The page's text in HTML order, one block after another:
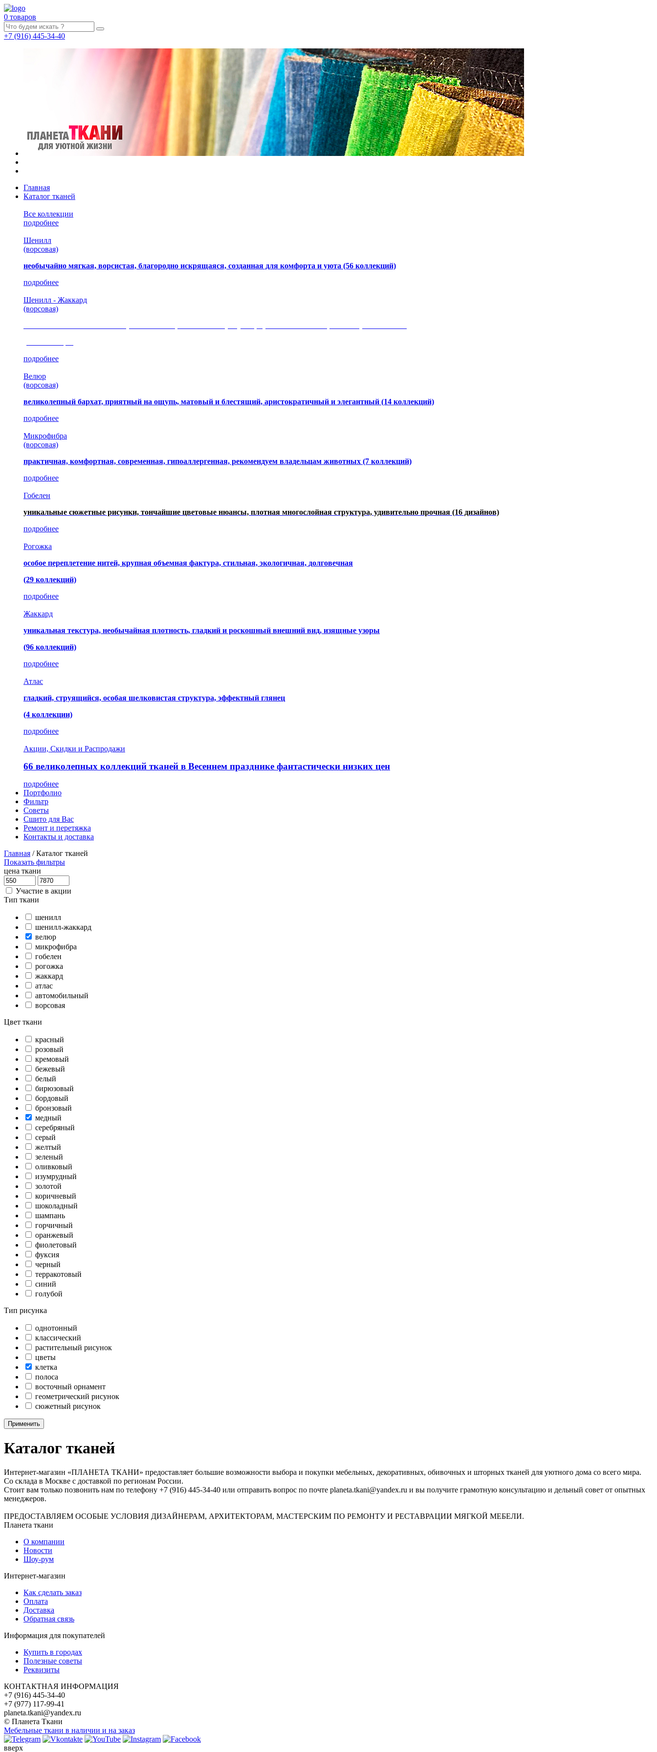
0 товаров
+7 (916) 445-34-40
Главная
Каталог тканей
Все коллекции
подробнее
Шенилл
(ворсовая)
необычайно мягкая, ворсистая, благородно искрящаяся, созданная для комфорта и уюта (56 коллекций)
подробнее
Шенилл - Жаккард
(ворсовая)
подробнее
Велюр
(ворсовая)
великолепный бархат, приятный на ощупь, матовый и блестящий, аристократичный и элегантный (14 коллекций)
подробнее
Микрофибра
(ворсовая)
практичная, комфортная, современная, гипоаллергенная, рекомендуем владельцам животных (7 коллекций)
подробнее
Гобелен
уникальные сюжетные рисунки, тончайшие цветовые нюансы, плотная многослойная структура, удивительно прочная (16 дизайнов)
подробнее
Рогожка
особое переплетение нитей, крупная объемная фактура, стильная, экологичная, долговечная
(29 коллекций)
подробнее
Жаккард
уникальная текстура, необычайная плотность, гладкий и роскошный внешний вид, изящные узоры
(96 коллекций)
подробнее
Атлас
гладкий, струящийся, особая шелковистая структура, эффектный глянец
(4 коллекции)
подробнее
Акции, Скидки и Распродажи
66 великолепных коллекций тканей в Весеннем празднике фантастически низких цен
подробнее
Портфолио
Фильтр
Советы
Сшито для Вас
Ремонт и перетяжка
Контакты и доставка
Главная / Каталог тканей
Показать фильтры
цена ткани
Участие в акции
Тип ткани
шенилл
шенилл-жаккард
велюр
микрофибра
гобелен
рогожка
жаккард
атлас
автомобильный
ворсовая
Цвет ткани
красный
розовый
кремовый
бежевый
белый
бирюзовый
бордовый
бронзовый
медный
серебряный
серый
желтый
зеленый
оливковый
изумрудный
золотой
коричневый
шоколадный
шампань
горчичный
оранжевый
фиолетовый
фуксия
черный
терракотовый
синий
голубой
Тип рисунка
однотонный
классический
растительный рисунок
цветы
клетка
полоса
восточный орнамент
геометрический рисунок
сюжетный рисунок
Применить
Каталог тканей
Интернет-магазин «ПЛАНЕТА ТКАНИ» предоставляет большие возможности выбора и покупки мебельных, декоративных, обивочных и шторных тканей для уютного дома со всего мира.
Со склада в Москве с доставкой по регионам России.
Стоит вам только позвонить нам по телефону +7 (916) 445-34-40 или отправить вопрос по почте planeta.tkani@yandex.ru и вы получите грамотную консультацию и дельный совет от опытных
менеджеров.
ПРЕДОСТАВЛЯЕМ ОСОБЫЕ УСЛОВИЯ ДИЗАЙНЕРАМ, АРХИТЕКТОРАМ, МАСТЕРСКИМ ПО РЕМОНТУ И РЕСТАВРАЦИИ МЯГКОЙ МЕБЕЛИ.
Планета ткани
О компании
Новости
Шоу-рум
Интернет-магазин
Как сделать заказ
Оплата
Доставка
Обратная связь
Информация для покупателей
Купить в городах
Полезные советы
Реквизиты
КОНТАКТНАЯ ИНФОРМАЦИЯ
+7 (916) 445-34-40
+7 (977) 117-99-41
planeta.tkani@yandex.ru
© Планета Ткани
Мебельные ткани в наличии и на заказ
вверх